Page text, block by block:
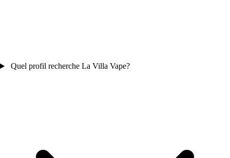
Quel profil recherche La Villa Vape?